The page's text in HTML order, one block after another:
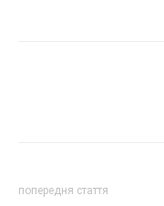
попередня стаття